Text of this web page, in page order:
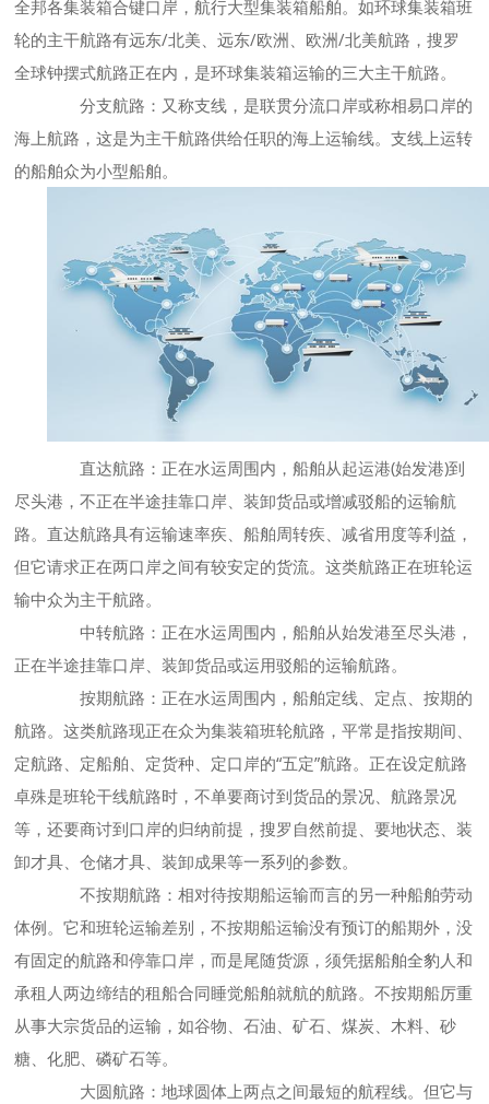
全邦各集装箱合键口岸，航行大型集装箱船舶。如环球集装箱班
轮的主干航路有远东/北美、远东/欧洲、欧洲/北美航路，搜罗
全球钟摆式航路正在内，是环球集装箱运输的三大主干航路。
分支航路：又称支线，是联贯分流口岸或称相易口岸的
海上航路，这是为主干航路供给任职的海上运输线。支线上运转
的船舶众为小型船舶。
直达航路：正在水运周围内，船舶从起运港(始发港)到
尽头港，不正在半途挂靠口岸、装卸货品或增减驳船的运输航
路。直达航路具有运输速率疾、船舶周转疾、减省用度等利益，
但它请求正在两口岸之间有较安定的货流。这类航路正在班轮运
输中众为主干航路。
中转航路：正在水运周围内，船舶从始发港至尽头港，
正在半途挂靠口岸、装卸货品或运用驳船的运输航路。
按期航路：正在水运周围内，船舶定线、定点、按期的
航路。这类航路现正在众为集装箱班轮航路，平常是指按期间、
定航路、定船舶、定货种、定口岸的“五定”航路。正在设定航路
卓殊是班轮干线航路时，不单要商讨到货品的景况、航路景况
等，还要商讨到口岸的归纳前提，搜罗自然前提、要地状态、装
卸才具、仓储才具、装卸成果等一系列的参数。
不按期航路：相对待按期船运输而言的另一种船舶劳动
体例。它和班轮运输差别，不按期船运输没有预订的船期外，没
有固定的航路和停靠口岸，而是尾随货源，须凭据船舶全豹人和
承租人两边缔结的租船合同睡觉船舶就航的航路。不按期船厉重
从事大宗货品的运输，如谷物、石油、矿石、煤炭、木料、砂
糖、化肥、磷矿石等。
大圆航路：地球圆体上两点之间最短的航程线。但它与